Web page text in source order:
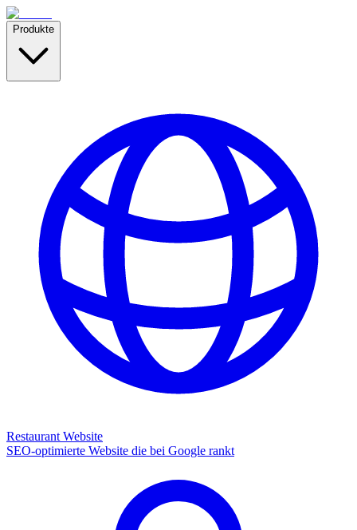
Produkte
Restaurant Website
SEO-optimierte Website die bei Google rankt